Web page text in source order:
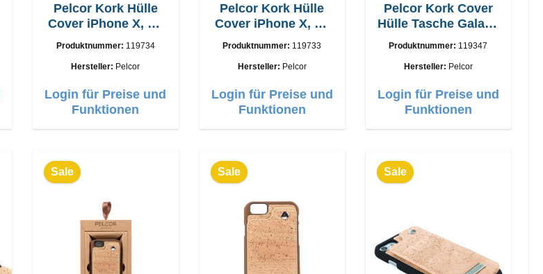
Pelcor Kork Hülle
Cover iPhone X, Xs
Produktnummer: 119734
Hersteller: Pelcor
Login für Preise und
Funktionen
Pelcor Kork Hülle
Cover iPhone X, Xs
Produktnummer: 119733
Hersteller: Pelcor
Login für Preise und
Funktionen
Pelcor Kork Cover
Hülle Tasche Galaxy
Produktnummer: 119347
Hersteller: Pelcor
Login für Preise und
Funktionen
Sale Sale Sale